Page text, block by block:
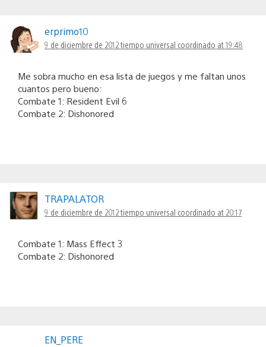
erprimo10
9 de diciembre de 2012 tiempo universal coordinado at 19:48
Me sobra mucho en esa lista de juegos y me faltan unos
cuantos pero bueno:
Combate 1: Resident Evil 6
Combate 2: Dishonored
TRAPALATOR
9 de diciembre de 2012 tiempo universal coordinado at 20:17
Combate 1: Mass Effect 3
Combate 2: Dishonored
EN_PERE